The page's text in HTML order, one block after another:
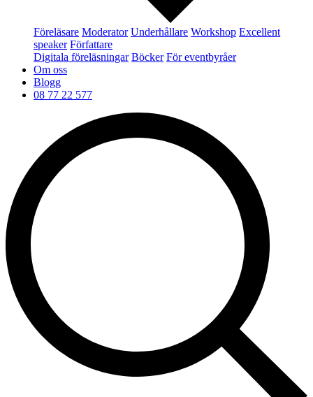
Föreläsare Moderator Underhållare Workshop Excellent
speaker Författare
Digitala föreläsningar Böcker För eventbyråer
Om oss
Blogg
08 77 22 577